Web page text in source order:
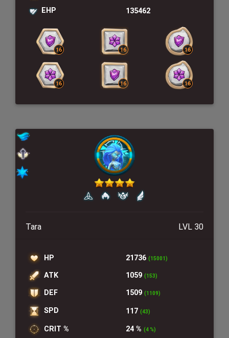
EHP 135462
Tara LVL 30
HP 21736 (15001)
ATK 1059 (153)
DEF 1509 (1109)
SPD 117 (43)
CRIT % 24 % (4 %)